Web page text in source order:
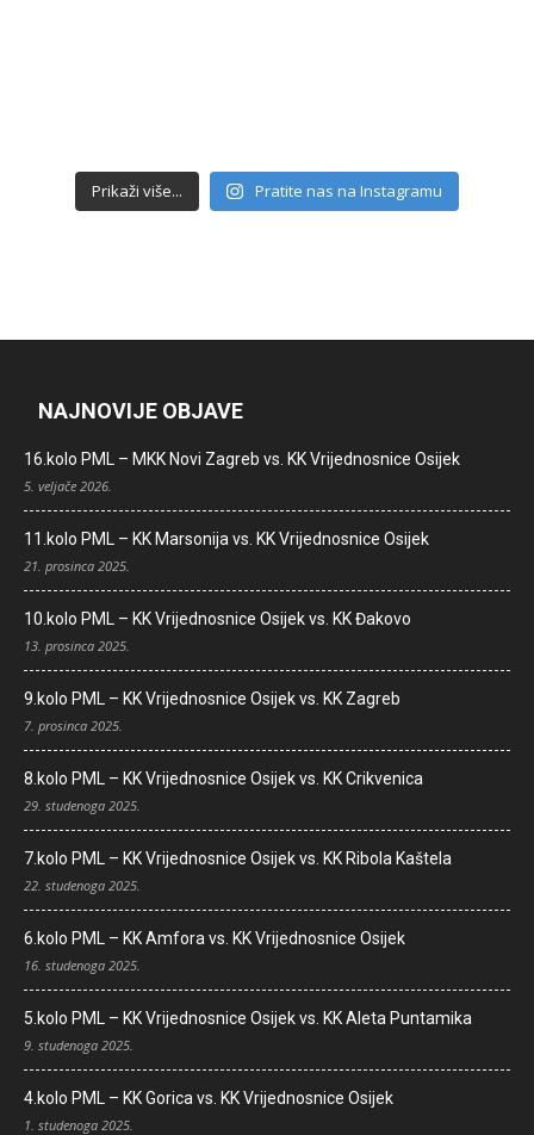
Prikaži više... Pratite nas na Instagramu
NAJNOVIJE OBJAVE
16.kolo PML – MKK Novi Zagreb vs. KK Vrijednosnice Osijek
5. veljače 2026.
11.kolo PML – KK Marsonija vs. KK Vrijednosnice Osijek
21. prosinca 2025.
10.kolo PML – KK Vrijednosnice Osijek vs. KK Đakovo
13. prosinca 2025.
9.kolo PML – KK Vrijednosnice Osijek vs. KK Zagreb
7. prosinca 2025.
8.kolo PML – KK Vrijednosnice Osijek vs. KK Crikvenica
29. studenoga 2025.
7.kolo PML – KK Vrijednosnice Osijek vs. KK Ribola Kaštela
22. studenoga 2025.
6.kolo PML – KK Amfora vs. KK Vrijednosnice Osijek
16. studenoga 2025.
5.kolo PML – KK Vrijednosnice Osijek vs. KK Aleta Puntamika
9. studenoga 2025.
4.kolo PML – KK Gorica vs. KK Vrijednosnice Osijek
1. studenoga 2025.